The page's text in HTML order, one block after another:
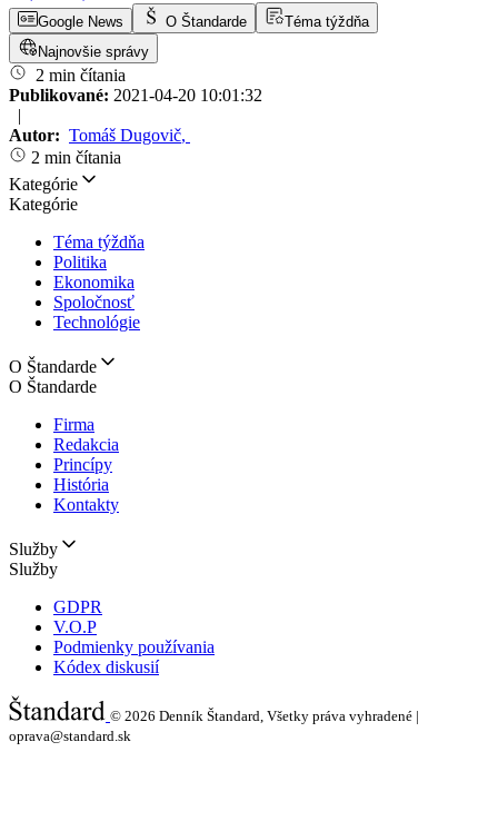
Google News O Štandarde
Téma týždňa
Najnovšie správy
2 min čítania
Publikované: 2021-04-20 10:01:32
|
Autor: Tomáš Dugovič,
2 min čítania
Kategórie
Kategórie
Téma týždňa
Politika
Ekonomika
Spoločnosť
Technológie
O Štandarde
O Štandarde
Firma
Redakcia
Princípy
História
Kontakty
Služby
Služby
GDPR
V.O.P
Podmienky používania
Kódex diskusií
© 2026 Denník Štandard, Všetky práva vyhradené |
oprava@standard.sk